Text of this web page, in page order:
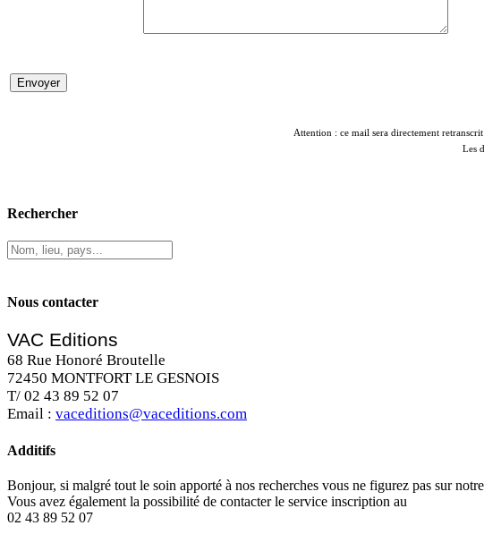
Attention : ce mail sera directement
Les
Rechercher
Nous contacter
VAC Editions
68 Rue Honoré Broutelle
72450 MONTFORT LE GESNOIS
T/ 02 43 89 52 07
Email : vaceditions@vaceditions.com
Additifs
Bonjour, si malgré tout le soin apporté à nos recherches vous ne figurez pas sur
Vous avez également la possibilité de contacter le service inscription au
02 43 89 52 07